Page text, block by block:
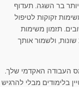
בר השגה. תעדוף
זקוקות לטיפול
תזמון משימות
ולשמור אותך
העבודה האקדמי שלך.
בלימודים מבלי להרגיש